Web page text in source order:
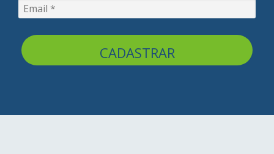
CADASTRAR